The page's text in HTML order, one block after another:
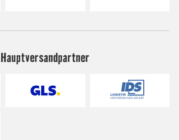
Hauptversandpartner